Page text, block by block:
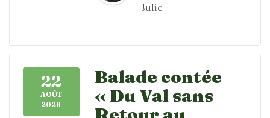
Julie
22
AOÛT
2026
Balade contée
« Du Val sans